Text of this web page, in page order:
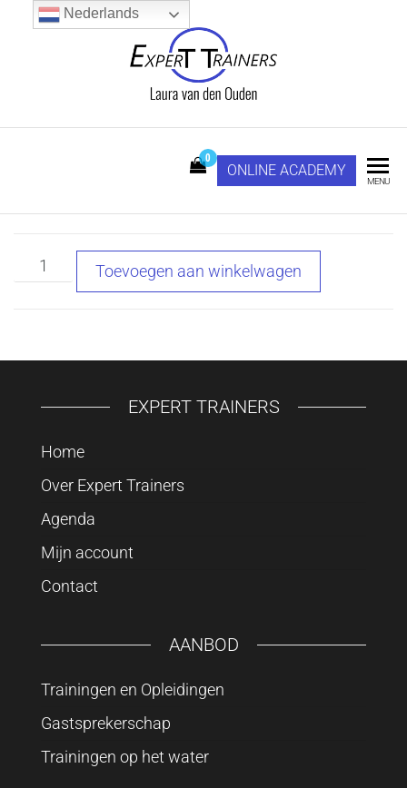
Expert Trainers
OUDEN
ONLINE ACADEMY
0
MENU
Train
de
aantal
Toevoegen aan winkelwagen
EXPERT TRAINERS
Home
Over Expert Trainers
Agenda
Mijn account
Contact
AANBOD
Trainingen en Opleidingen
Gastsprekerschap
Trainingen op het water
Nederlands